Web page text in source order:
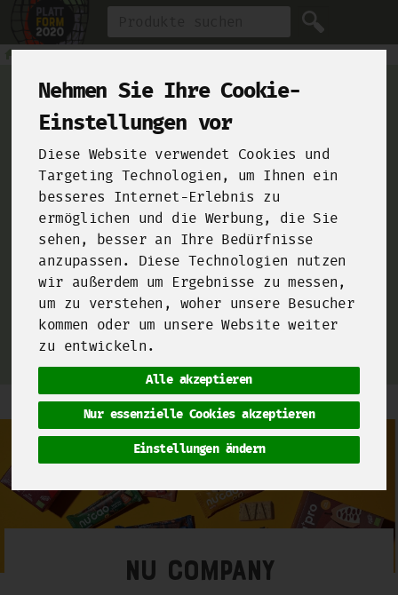
Nehmen Sie Ihre Cookie-
Einstellungen vor
Diese Website verwendet Cookies und
Targeting Technologien, um Ihnen ein
besseres Internet-Erlebnis zu
ermöglichen und die Werbung, die Sie
sehen, besser an Ihre Bedürfnisse
anzupassen. Diese Technologien nutzen
wir außerdem um Ergebnisse zu messen,
um zu verstehen, woher unsere Besucher
kommen oder um unsere Website weiter
zu entwickeln.
Alle akzeptieren
Nur essenzielle Cookies akzeptieren
Einstellungen ändern
Produkt
For Chefs
From farms and food manufacturers to your kitchen!
Click here and sign up for ourB2B-Shop!
NU COMPANY